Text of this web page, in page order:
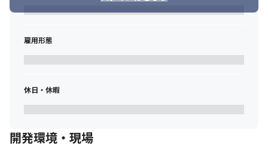
■年休130日以上 (年休125日＋有給5日以上)
■残業月平均10時間程度
【組織構成】
20～40代活躍中！
たり、アウトドア派はキャンプやゴルフに行ったり。
社員同士の仲が良く、あなたが居心地よく思える場所が見つかる
はずです。
雇用形態
休日・休暇
開発環境・現場